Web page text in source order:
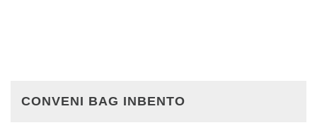
CONVENI BAG INBENTO